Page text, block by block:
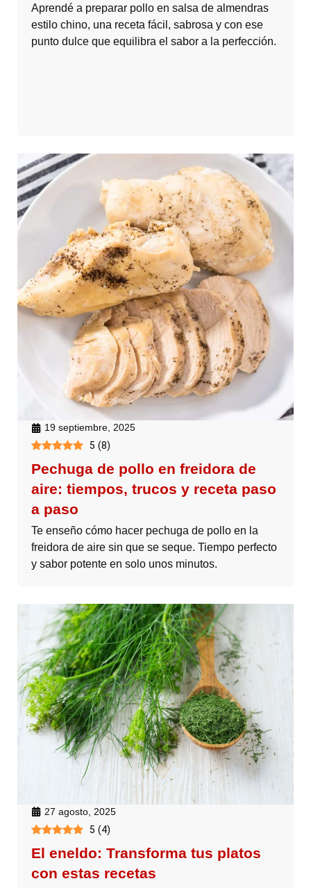
Aprendé a preparar pollo en salsa de almendras
estilo chino, una receta fácil, sabrosa y con ese
punto dulce que equilibra el sabor a la perfección.
19 septiembre, 2025
5 (8)
Pechuga de pollo en freidora de
aire: tiempos, trucos y receta paso
a paso
Te enseño cómo hacer pechuga de pollo en la
freidora de aire sin que se seque. Tiempo perfecto
y sabor potente en solo unos minutos.
27 agosto, 2025
5 (4)
El eneldo: Transforma tus platos
con estas recetas